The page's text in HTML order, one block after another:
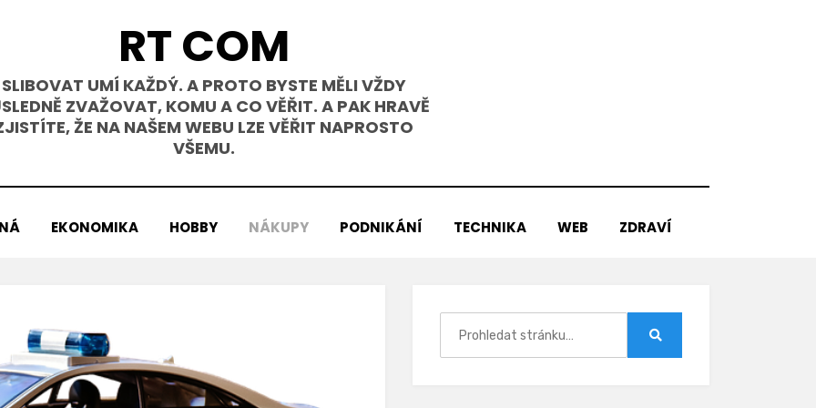
RT COM
SLIBOVAT UMÍ KAŽDÝ. A PROTO BYSTE MĚLI VŽDY
ZVAŽOVAT, KOMU A CO VĚŘIT. A PAK HRAVĚ
ŽE NA NAŠEM WEBU LZE VĚŘIT NAPROSTO
VŠEMU.
EKONOMIKA HOBBY NÁKUPY PODNIKÁNÍ TECHNIKA WEB ZDRAVÍ